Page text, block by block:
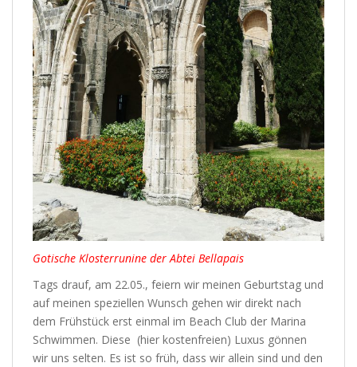
Gotische Klosterrunine der Abtei Bellapais
Tags drauf, am 22.05., feiern wir meinen Geburtstag und
auf meinen speziellen Wunsch gehen wir direkt nach
dem Frühstück erst einmal im Beach Club der Marina
Schwimmen. Diese (hier kostenfreien) Luxus gönnen
wir uns selten. Es ist so früh, dass wir allein sind und den